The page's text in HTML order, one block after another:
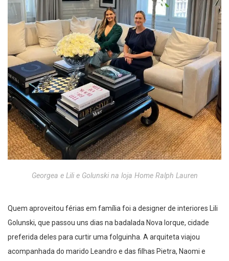
Georgea e Lili e Golunski na loja Home Ralph Lauren
Quem aproveitou férias em família foi a designer de interiores Lili
Golunski, que passou uns dias na badalada Nova Iorque, cidade
preferida deles para curtir uma folguinha. A arquiteta viajou
acompanhada do marido Leandro e das filhas Pietra, Naomi e